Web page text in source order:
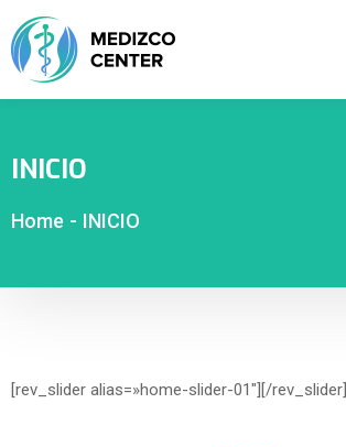
INICIO
Home - INICIO
[rev_slider alias=»home-slider-01″][/rev_slider]